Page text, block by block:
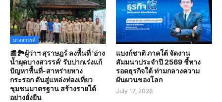
บางสวรรค์
📰🏞️ผู้ว่าฯ สุราษฎร์ ลงพื้นที่ 'อ่าง
น้ำผุดบางสวรรค์' รับปากเร่งแก้
ปัญหาพื้นที่-สาหร่ายหาง
กระรอก ดันสู่แหล่งท่องเที่ยว
ชุมชนมาตรฐาน สร้างรายได้
อย่างยั่งยืน
แบงก์ชาติ ภาคใต้ จัดงาน
สัมมนาประจำปี 2569 ชี้ทาง
รอดธุรกิจใต้ ท่ามกลางความ
ผันผวนของโลก
July 17, 2026